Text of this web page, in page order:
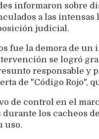
informaron sobre
a las
judicial.
fue la demora de
se logró
responsable y
de "Código Rojo",
de control en el
los cacheos
uso.